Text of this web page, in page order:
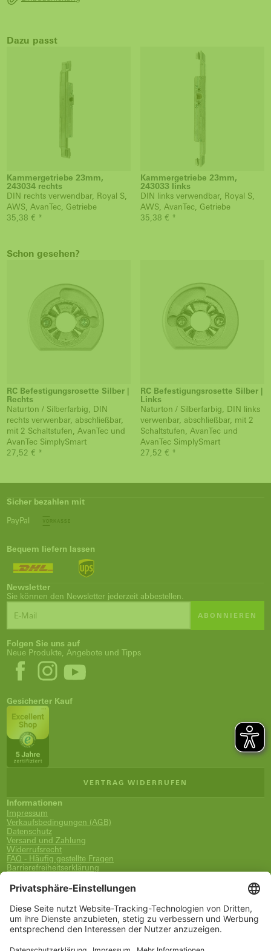
Dazu passt
Kammergetriebe 23mm,
243034 rechts
DIN rechts verwendbar, Royal S,
AWS, AvanTec, Getriebe
35,38 € *
Kammergetriebe 23mm,
243033 links
DIN links verwendbar, Royal S,
AWS, AvanTec, Getriebe
35,38 € *
Schon gesehen?
RC Befestigungsrosette Silber |
Rechts
Naturton / Silberfarbig, DIN
rechts verwenbar, abschließbar,
mit 2 Schaltstufen, AvanTec und
AvanTec SimplySmart
27,52 € *
RC Befestigungsrosette Silber |
Links
Naturton / Silberfarbig, DIN links
verwenbar, abschließbar, mit 2
Schaltstufen, AvanTec und
AvanTec SimplySmart
27,52 € *
Sicher bezahlen mit
PayPal
Bequem liefern lassen
Newsletter
Sie können den Newsletter jederzeit abbestellen.
ABONNIEREN
Folgen Sie uns auf
Neue Produkte, Angebote und Tipps
Gesicherter Kauf
VERTRAG WIDERRUFEN
Informationen
Impressum
Verkaufsbedingungen (AGB)
Datenschutz
Versand und Zahlung
Widerrufsrecht
FAQ - Häufig gestellte Fragen
Barrierefreiheitserklärung
Warenkorb
Merkzettel
Konto
www.schueco.com
shop@schueco.com